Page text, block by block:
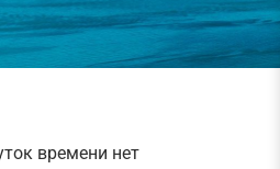
времени нет